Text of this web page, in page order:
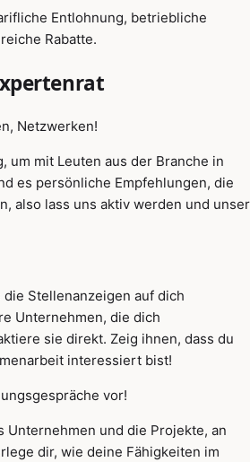
Entlohnung, betriebliche
Rabatte.
Netzwerken!
um mit Leuten aus der Branche in
es persönliche Empfehlungen, die
also lass uns aktiv werden und unser
Stellenanzeigen auf dich
Unternehmen, die dich
sie direkt. Zeig ihnen, dass du
interessiert bist!
vor!
Unternehmen und die Projekte, an
dir, wie deine Fähigkeiten im